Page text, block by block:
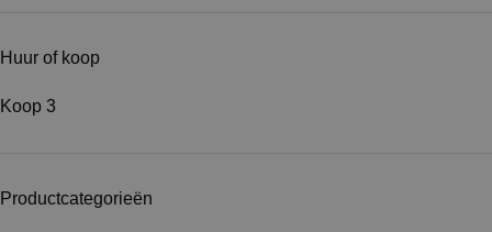
Huur of koop
Koop 3
Productcategorieën